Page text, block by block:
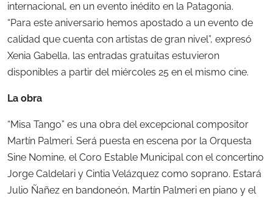
internacional, en un evento inédito en la Patagonia.
“Para este aniversario hemos apostado a un evento de
calidad que cuenta con artistas de gran nivel”, expresó
Xenia Gabella, las entradas gratuitas estuvieron
disponibles a partir del miércoles 25 en el mismo cine.
La obra
“Misa Tango” es una obra del excepcional compositor
Martín Palmeri. Será puesta en escena por la Orquesta
Sine Nomine, el Coro Estable Municipal con el concertino
Jorge Caldelari y Cintia Velázquez como soprano. Estará
Julio Ñañez en bandoneón, Martín Palmeri en piano y el